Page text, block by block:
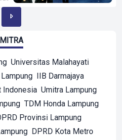
MITRA
Universitas Malahayati
IIB Darmajaya
Indonesia Umitra Lampung
TDM Honda Lampung
Provinsi Lampung
DPRD Kota Metro